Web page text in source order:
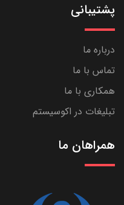
پشتیبانی
درباره ما
تماس با ما
همکاری با ما
تبلیغات در اکوسیستم
همراهان ما